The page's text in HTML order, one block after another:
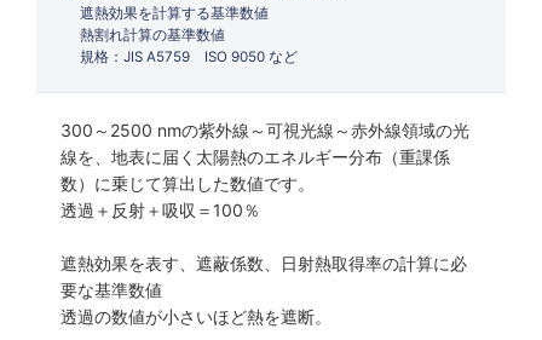
遮熱効果を計算する基準数値
熱割れ計算の基準数値
規格：JIS A5759 ISO 9050 など
300～2500 nmの紫外線～可視光線～赤外線領域の光
線を、地表に届く太陽熱のエネルギー分布（重課係
数）に乗じて算出した数値です。
透過＋反射＋吸収＝100％
遮熱効果を表す、遮蔽係数、日射熱取得率の計算に必
要な基準数値
透過の数値が小さいほど熱を遮断。